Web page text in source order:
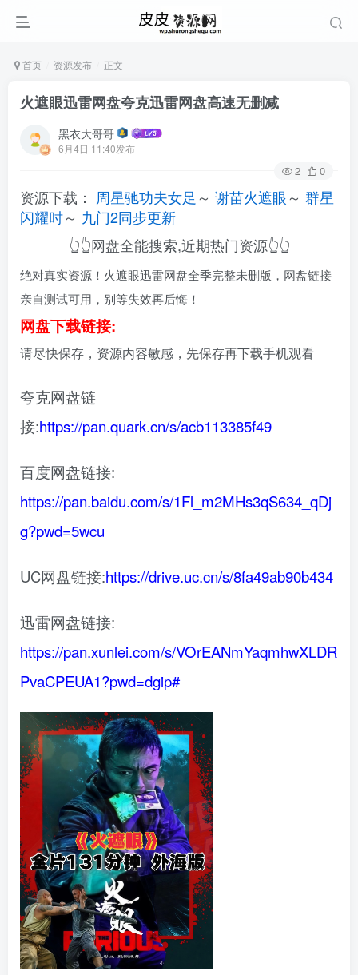
首页 资源发布 正文
火遮眼迅雷网盘夸克迅雷网盘高速无删减
黑衣大哥哥
6月4日 11:40发布
2 0
资源下载： 周星驰功夫女足 ～ 谢苗火遮眼～ 群星
闪耀时～ 九门2同步更新
👆👆网盘全能搜索,近期热门资源👆👆
绝对真实资源！火遮眼迅雷网盘全季完整未删版，网盘链接
亲自测试可用，别等失效再后悔！
网盘下载链接:
请尽快保存，资源内容敏感，先保存再下载手机观看
夸克网盘链
接:https://pan.quark.cn/s/acb113385f49
百度网盘链接:
https://pan.baidu.com/s/1Fl_m2MHs3qS634_qDj
g?pwd=5wcu
UC网盘链接:https://drive.uc.cn/s/8fa49ab90b434
迅雷网盘链接:
https://pan.xunlei.com/s/VOrEANmYaqmhwXLDR
PvaCPEUA1?pwd=dgip#